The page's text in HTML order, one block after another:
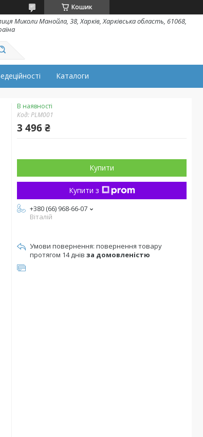
Кошик
Миколи Манойла, 38, Харків, Харківська область, 61068,
Каталоги
В наявності
Код:PLM001
3 496 ₴
Купити
Купити з
+380 (66) 968-66-07
Віталій
повернення товару
протягом 14 днів за домовленістю